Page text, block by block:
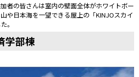
者の皆さんは室内の壁面全体がホワイトボー
や日本海を一望できる屋上の「KINJOスカイ
。
学部棟